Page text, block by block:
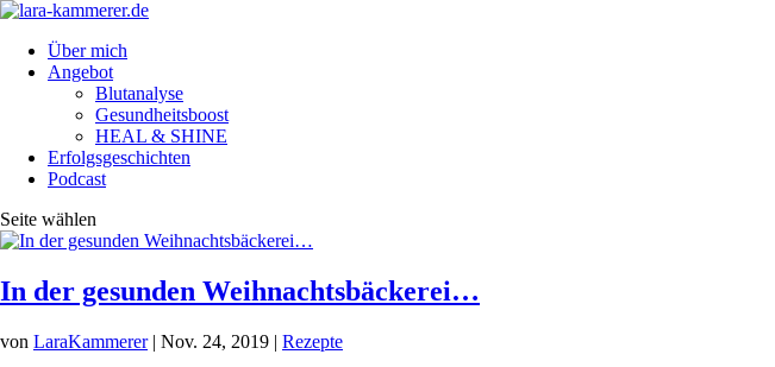
Über mich
Angebot
Blutanalyse
Gesundheitsboost
HEAL & SHINE
Erfolgsgeschichten
Podcast
Seite wählen
In der gesunden Weihnachtsbäckerei…
von LaraKammerer| Nov. 24, 2019 | Rezepte